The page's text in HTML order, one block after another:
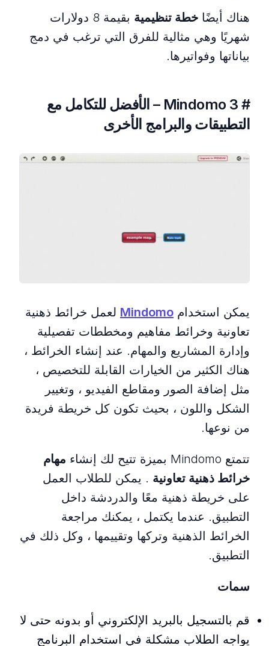
هناك أيضًا خطة تنظيمية
بقيمة 8 دولارات
شهريًا وهي مثالية للفرق التي ترغب في دمج
بياناتها وفواتيرها.
# 3 Mindomo – الأفضل للتكامل مع
التطبيقات والبرامج الأخرى
يمكن استخدام Mindomo لعمل خرائط ذهنية
تعاونية وخرائط مفاهيم ومخططات تفصيلية
وإدارة المشاريع والمهام. عند إنشاء الخرائط ،
هناك الكثير من الخيارات القابلة للتخصيص ،
مثل إضافة الصور ومقاطع الفيديو ، وتغيير
الشكل واللون ، بحيث تكون كل خريطة فريدة
من نوعها.
تتمتع Mindomo بميزة تتيح لك إنشاء
مهام
خرائط ذهنية تعاونية . يمكن للطلاب العمل
على خريطة ذهنية معًا والدردشة داخل
التطبيق. عندما يكتمل ، يمكنك مراجعة
الخرائط الذهنية وتركها وتقييمها ، وكل ذلك في
التطبيق.
سمات
قم بالتسجيل بالبريد الإلكتروني أو بدونه حتى لا
يواجه الطلاب مشكلة في استخدام البرنامج